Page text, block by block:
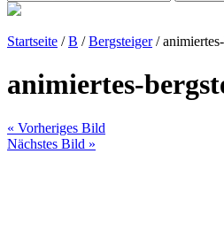
Startseite /B /Bergsteiger/
animiertes-
« Vorheriges Bild
Nächstes Bild »